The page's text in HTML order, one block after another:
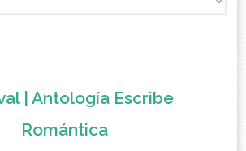
| Antología Escribe
Romántica